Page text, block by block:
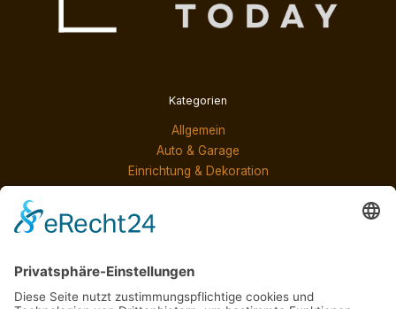
Kategorien
Allgemein
Auto & Garage
Einrichtung & Dekoration
Services & Lösungen
Markise nach Maß installieren lassen: Professioneller
Service für Ihr Haus